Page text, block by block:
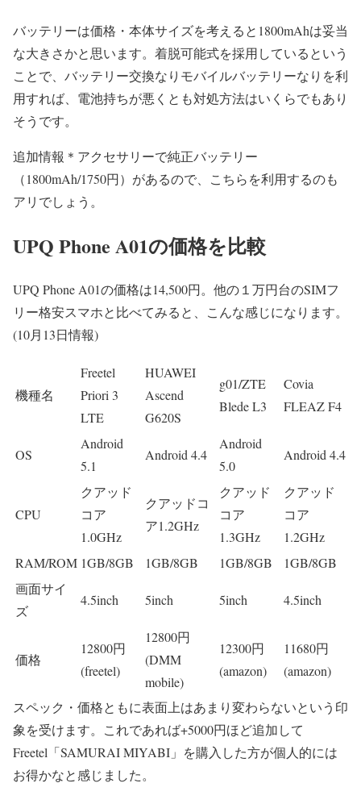
バッテリーは価格・本体サイズを考えると 1800mAhは妥当
な大きさかと思います。着脱可能式を採用しているという
ことで、バッテリー交換なりモバイルバッテリーなりを利
用すれば、電池持ちが悪くとも対処方法はいくらでもあり
そうです。
追加情報＊アクセサリーで純正バッテリー
（1800mAh/1750円）があるので、こちらを利用するのも
アリでしょう。
UPQ Phone A01の価格を比較
UPQ Phone A01の価格は14,500円。他の１万円台のSIMフ
リー格安スマホと比べてみると、こんな感じになります。
(10月13日情報)
機種名
Freetel
Priori 3
LTE
HUAWEI
Ascend
G620S
g01/ZTE
Blede L3
Covia
FLEAZ F4
OS
Android
5.1
Android 4.4
Android
5.0
Android 4.4
CPU
クアッド
コア
1.0GHz
クアッドコ
ア1.2GHz
クアッド
コア
1.3GHz
クアッド
コア
1.2GHz
RAM/ROM 1GB/8GB 1GB/8GB 1GB/8GB
1GB/8GB
画面サイ
ズ
4.5inch 5inch 5inch 4.5inch
価格
12800円
(freetel)
12800円
(DMM
mobile)
12300円
(amazon)
11680円
(amazon)
スペック・価格ともに表面上はあまり変わらないという印
象を受けます。これであれば+5000円ほど追加して
Freetel「SAMURAI MIYABI」を購入した方が個人的には
お得かなと感じました。